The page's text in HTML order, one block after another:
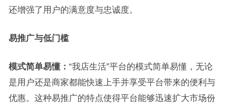
还增强了用户的满意度与忠诚度。
易推广与低门槛
模式简单易懂： “我店生活”平台的模式简单易懂，无论
是用户还是商家都能快速上手并享受平台带来的便利与
优惠。这种易推广的特点使得平台能够迅速扩大市场份